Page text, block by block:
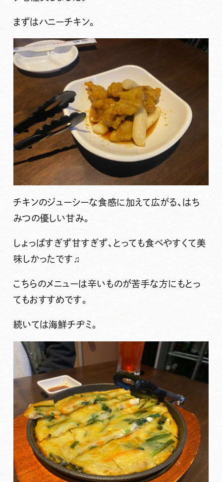
まずはハニーチキン。
チキンのジューシーな食感に加えて広がる、はち
みつの優しい甘み。
しょっぱすぎず甘すぎず、とっても食べやすくて美
味しかったです♫
こちらのメニューは辛いものが苦手な方にもとっ
てもおすすめです。
続いては海鮮チヂミ。